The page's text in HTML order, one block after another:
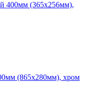
400мм (365х256мм),
(865х280мм), хром